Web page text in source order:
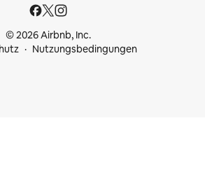
© 2026 Airbnb, Inc.
Nutzungsbedingungen